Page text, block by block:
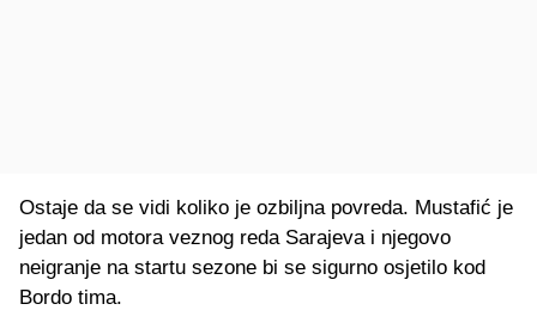
Ostaje da se vidi koliko je ozbiljna povreda. Mustafić je
jedan od motora veznog reda Sarajeva i njegovo
neigranje na startu sezone bi se sigurno osjetilo kod
Bordo tima.